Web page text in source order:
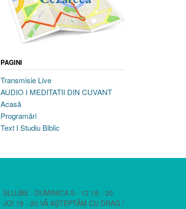
PAGINI
Transmisie Live
AUDIO I MEDITATII DIN CUVANT
Acasă
Programări
Text I Studiu Biblic
SLUJBE : DUMINICA 9 - 12 18 - 20
JOI 18 - 20 VĂ AȘTEPTĂM CU DRAG !